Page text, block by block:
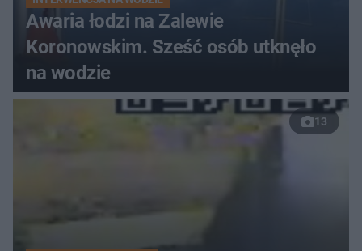
Awaria łodzi na Zalewie
Koronowskim. Sześć osób utknęło
na wodzie
13